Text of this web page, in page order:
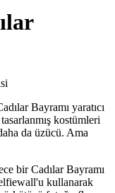
Bayramı yaratıcı
kostümleri
da üzücü. Ama
bir Cadılar Bayramı
kullanarak